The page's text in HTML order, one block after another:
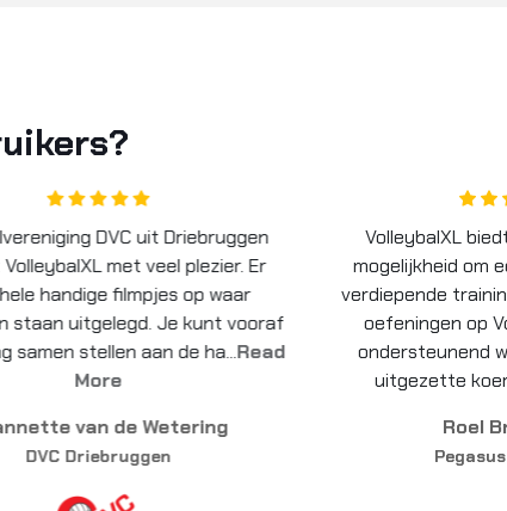
plezier. Er
op waar
kunt vooraf
ha...Read
VolleybalXL biedt mij als trainer de
mogelijkheid om een afwisselende en
verdiepende training neer te zetten. De
oefeningen op VolleybalXL kunnen
ondersteunend werken op de reeds
Read More